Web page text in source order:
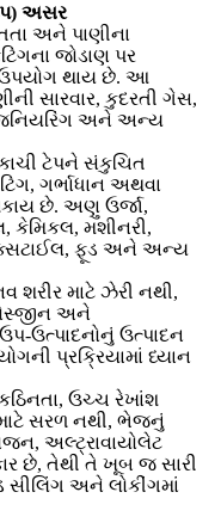
અસર
અને પાણીના
જોડાણ પર
ઉપયોગ થાય છે. આ
સારવાર, કુદરતી ગેસ,
અને અન્ય
ટેપને સંકુચિત
ગર્ભાધાન અથવા
છે. અણુ ઉર્જા,
કેમિકલ, મશીનરી,
ફૂડ અને અન્ય
શરીર માટે ઝેરી નથી,
અને
ઉત્પાદનોનું ઉત્પાદન
પ્રક્રિયામાં ધ્યાન
ઉચ્ચ રેખાંશ
માટે સરળ નથી, ભેજનું
અલ્ટ્રાવાયોલેટ
છે, તેથી તે ખૂબ જ સારી
સીલિંગ અને લોકીંગમાં